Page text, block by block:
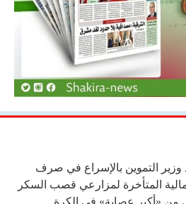
وزير التموين بالإسراع في صرف
المتأخرة لمزارعي قصب السكر